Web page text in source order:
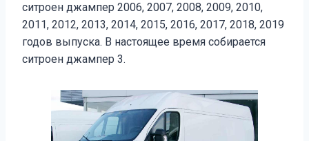
ситроен джампер 2006, 2007, 2008, 2009, 2010,
2011, 2012, 2013, 2014, 2015, 2016, 2017, 2018, 2019
годов выпуска. В настоящее время собирается
ситроен джампер 3.